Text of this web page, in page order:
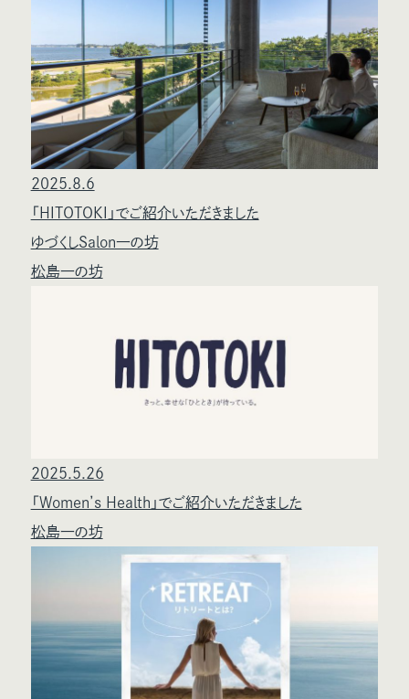
2025.8.6
「HITOTOKI」でご紹介いただきました
ゆづくしSalon一の坊
松島一の坊
2025.5.26
「Women’s Health」でご紹介いただきました
松島一の坊